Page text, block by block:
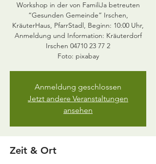
Workshop in der von FamiliJa betreuten
“Gesunden Gemeinde” Irschen,
KräuterHaus, PfarrStadl, Beginn: 10:00 Uhr,
Anmeldung und Information: Kräuterdorf
Irschen 04710 23 77 2
Foto: pixabay
Anmeldung geschlossen
Jetzt andere Veranstaltungen
ansehen
Zeit & Ort